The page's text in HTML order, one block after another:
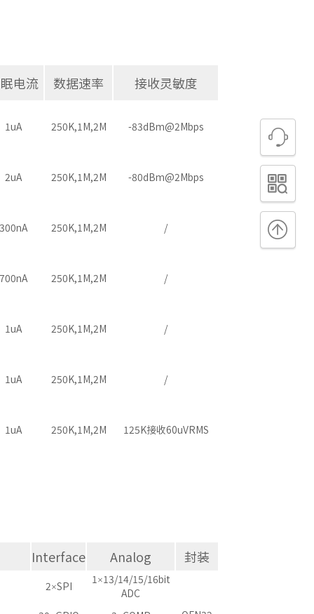
电流 数据速率 接收灵敏度
1uA 250K,1M,2M -83dBm@2Mbps
2uA 250K,1M,2M -80dBm@2Mbps
250K,1M,2M /
250K,1M,2M /
1uA 250K,1M,2M /
1uA 250K,1M,2M /
1uA 250K,1M,2M 125K接收60uVRMS
Interface Analog 封装
2×SPI
1×13/14/15/16bit
ADC